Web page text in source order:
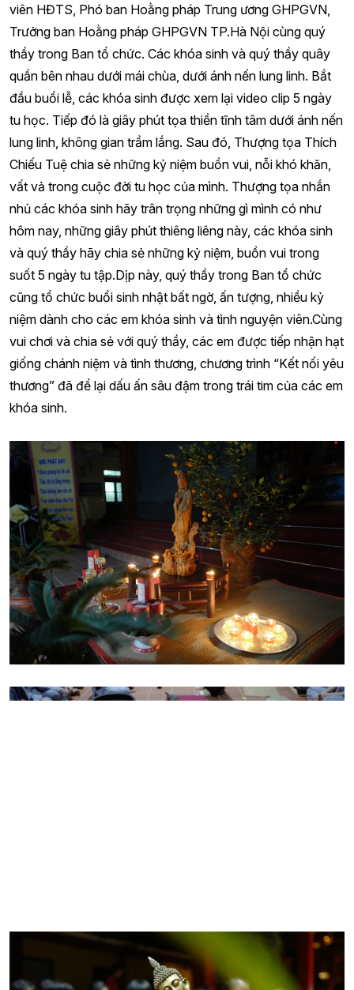
viên HĐTS, Phó ban Hoằng pháp Trung ương GHPGVN,
Trưởng ban Hoằng pháp GHPGVN TP.Hà Nội cùng quý
thầy trong Ban tổ chức. Các khóa sinh và quý thầy quây
quần bên nhau dưới mái chùa, dưới ánh nến lung linh. Bắt
đầu buổi lễ, các khóa sinh được xem lại video clip 5 ngày
tu học. Tiếp đó là giây phút tọa thiền tĩnh tâm dưới ánh nến
lung linh, không gian trầm lắng. Sau đó, Thượng tọa Thích
Chiếu Tuệ chia sẻ những kỷ niệm buồn vui, nỗi khó khăn,
vất vả trong cuộc đời tu học của mình. Thượng tọa nhắn
nhủ các khóa sinh hãy trân trọng những gì mình có như
hôm nay, những giây phút thiêng liêng này, các khóa sinh
và quý thầy hãy chia sẻ những kỷ niệm, buồn vui trong
suốt 5 ngày tu tập.Dịp này, quý thầy trong Ban tổ chức
cũng tổ chức buổi sinh nhật bất ngờ, ấn tượng, nhiều kỷ
niệm dành cho các em khóa sinh và tình nguyện viên.Cùng
vui chơi và chia sẻ với quý thầy, các em được tiếp nhận hạt
giống chánh niệm và tình thương, chương trình “Kết nối yêu
thương” đã để lại dấu ấn sâu đậm trong trái tim của các em
khóa sinh.